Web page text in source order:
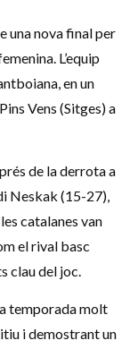
una nova final per
L’equip
en un
Vens (Sitges) a
de la derrota a
Neskak (15-27),
catalanes van
el rival basc
clau del joc.
temporada molt
i demostrant un